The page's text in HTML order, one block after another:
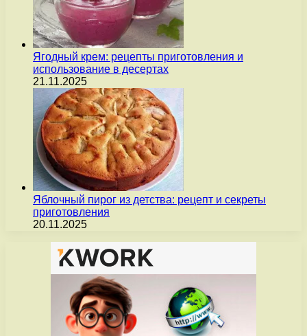
Ягодный крем: рецепты приготовления и
использование в десертах
21.11.2025
Яблочный пирог из детства: рецепт и секреты
приготовления
20.11.2025